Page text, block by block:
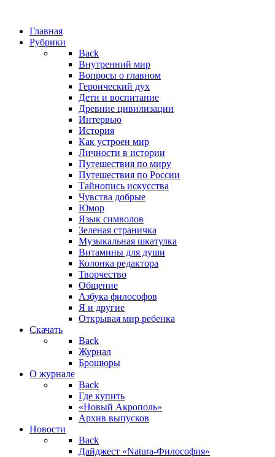
Главная
Рубрики
Back
Внутренний мир
Вопросы о главном
Героический дух
Дети и воспитание
Древние цивилизации
Интервью
История
Как устроен мир
Личности в истории
Путешествия по миру
Путешествия по России
Тайнопись искусства
Чувства добрые
Юмор
Язык символов
Зеленая страничка
Музыкальная шкатулка
Витамины для души
Колонка редактора
Творчество
Общение
Азбука философов
Я и другие
Открывая мир ребенка
Скачать
Back
Журнал
Брошюры
О журнале
Back
Где купить
«Новый Акрополь»
Архив выпусков
Новости
Back
Дайджест «Natura-Философия»